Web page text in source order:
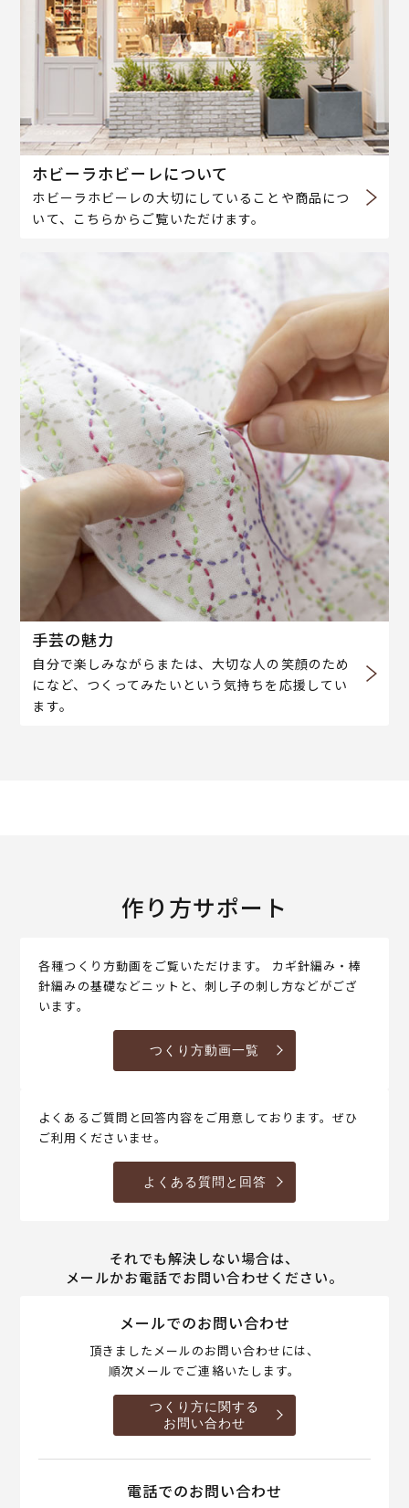
ホビーラホビーレについて
ホビーラホビーレの大切にしていることや商品につ
いて、こちらからご覧いただけます。
手芸の魅力
自分で楽しみながらまたは、大切な人の笑顔のため
になど、つくってみたいという気持ちを応援してい
ます。
作り方サポート
各種つくり方動画をご覧いただけます。 カギ針編み・棒
針編みの基礎などニットと、刺し子の刺し方などがござ
います。
つくり方動画一覧
よくあるご質問と回答内容をご用意しております。ぜひ
ご利用くださいませ。
よくある質問と回答
それでも解決しない場合は、
メールかお電話でお問い合わせください。
メールでのお問い合わせ
頂きましたメールのお問い合わせには、
順次メールでご連絡いたします。
つくり方に関する
お問い合わせ
電話でのお問い合わせ